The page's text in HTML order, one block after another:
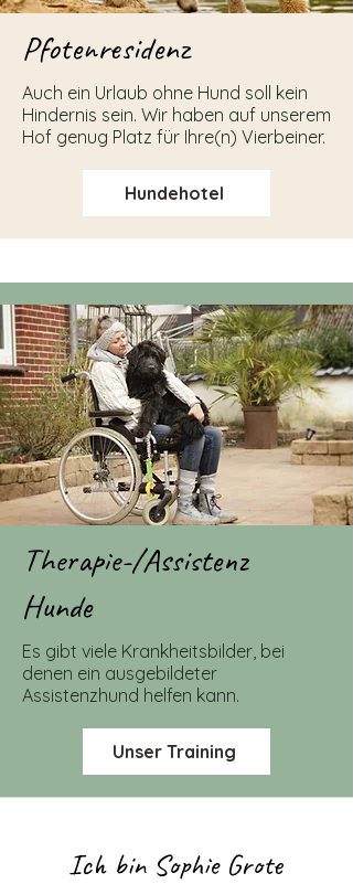
Pfotenresidenz
Auch ein Urlaub ohne Hund soll kein
Hindernis sein. Wir haben auf unserem
Hof genug Platz für Ihre(n) Vierbeiner.
Hundehotel
Therapie-/Assistenz
Hunde
Es gibt viele Krankheitsbilder, bei
denen ein ausgebildeter
Assistenzhund helfen kann.
Unser Training
Ich bin Sophie Grote